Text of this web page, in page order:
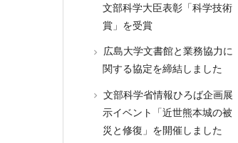
文部科学大臣表彰「科学技術
賞」を受賞
広島大学文書館と業務協力に
関する協定を締結しました
文部科学省情報ひろば企画展
示イベント「近世熊本城の被
災と修復」を開催しました